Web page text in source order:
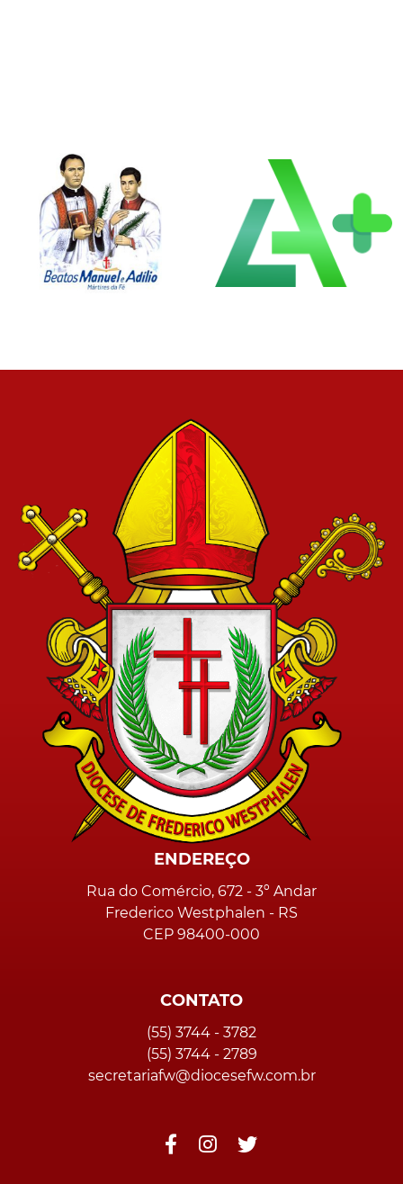
ENDEREÇO
Rua do Comércio, 672 - 3º Andar
Frederico Westphalen - RS
CEP 98400-000
CONTATO
(55) 3744 - 3782
(55) 3744 - 2789
secretariafw@diocesefw.com.br